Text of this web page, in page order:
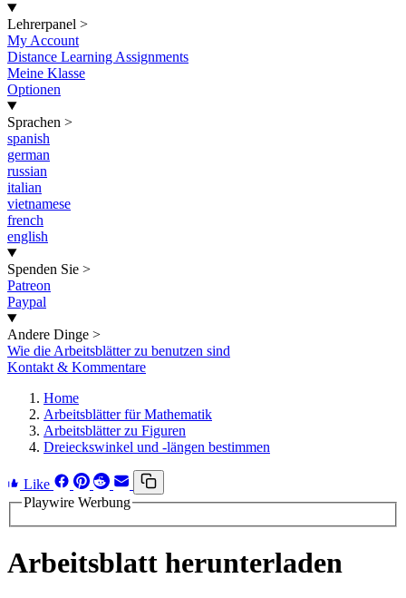
Lehrerpanel >
My Account
Distance Learning Assignments
Meine Klasse
Optionen
Sprachen >
spanish
german
russian
italian
vietnamese
french
english
Spenden Sie >
Patreon
Paypal
Andere Dinge >
Wie die Arbeitsblätter zu benutzen sind
Kontakt & Kommentare
Home
Arbeitsblätter für Mathematik
Arbeitsblätter zu Figuren
Dreieckswinkel und -längen bestimmen
Like
Playwire Werbung
Arbeitsblatt herunterladen